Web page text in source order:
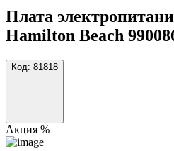
Плата
Hamilton Beach
Код: 81818
Акция %